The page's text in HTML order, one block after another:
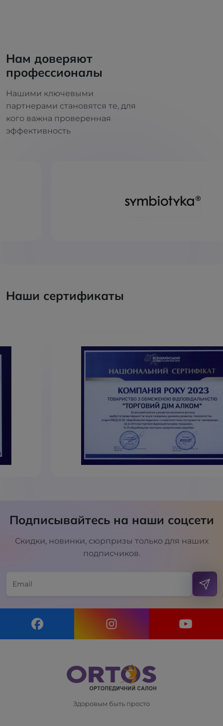
Нам доверяют
профессионалы
Нашими ключевыми
партнерами становятся те, для
кого важна проверенная
эффективность
Наши сертификаты
Подписывайтесь на наши соцсети
Скидки, новинки, сюрпризы только для наших
подписчиков.
Здоровым быть просто